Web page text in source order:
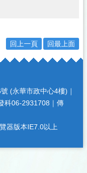
回上一頁 回最上面
(永華市政中心4樓)｜
科06-2931708｜傳
器版本IE7.0以上